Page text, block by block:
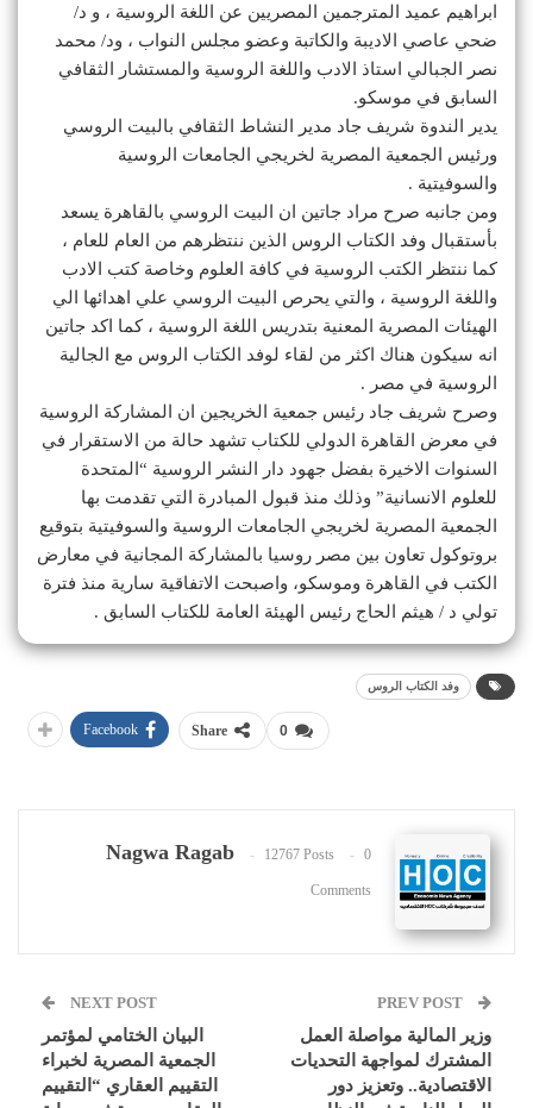
ابراهيم عميد المترجمين المصريين عن اللغة الروسية ، و د/
ضحي عاصي الاديبة والكاتبة وعضو مجلس النواب ، ود/ محمد
نصر الجبالي استاذ الادب واللغة الروسية والمستشار الثقافي
السابق في موسكو.
يدير الندوة شريف جاد مدير النشاط الثقافي بالبيت الروسي
ورئيس الجمعية المصرية لخريجي الجامعات الروسية
والسوفيتية .
ومن جانبه صرح مراد جاتين ان البيت الروسي بالقاهرة يسعد
بأستقبال وفد الكتاب الروس الذين ننتظرهم من العام للعام ،
كما ننتظر الكتب الروسية في كافة العلوم وخاصة كتب الادب
واللغة الروسية ، والتي يحرص البيت الروسي علي اهدائها الي
الهيئات المصرية المعنية بتدريس اللغة الروسية ، كما اكد جاتين
انه سيكون هناك اكثر من لقاء لوفد الكتاب الروس مع الجالية
الروسية في مصر .
وصرح شريف جاد رئيس جمعية الخريجين ان المشاركة الروسية
في معرض القاهرة الدولي للكتاب تشهد حالة من الاستقرار في
السنوات الاخيرة بفضل جهود دار النشر الروسية “المتحدة
للعلوم الانسانية” وذلك منذ قبول المبادرة التي تقدمت بها
الجمعية المصرية لخريجي الجامعات الروسية والسوفيتية بتوقيع
بروتوكول تعاون بين مصر روسيا بالمشاركة المجانية في معارض
الكتب في القاهرة وموسكو، واصبحت الاتفاقية سارية منذ فترة
تولي د / هيثم الحاج رئيس الهيئة العامة للكتاب السابق .
وفد الكتاب الروس
0
Share
Facebook
Nagwa Ragab 12767 Posts 0
Comments
وزير المالية مواصلة العمل
المشترك لمواجهة التحديات
الاقتصادية.. وتعزيز دور
NEXT POST
البيان الختامي لمؤتمر
الجمعية المصرية لخبراء
التقييم العقاري “التقييم